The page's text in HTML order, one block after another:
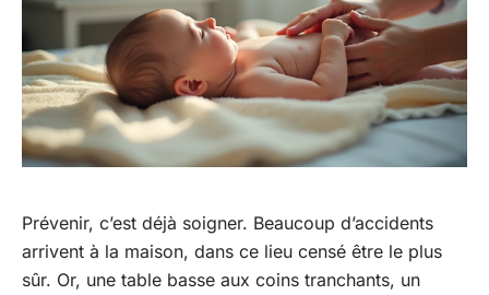
Prévenir, c’est déjà soigner. Beaucoup d’accidents
arrivent à la maison, dans ce lieu censé être le plus
sûr. Or, une table basse aux coins tranchants, un